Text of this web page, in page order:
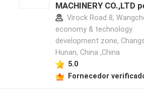
MACHINERY CO.,LTD
fabricante
Virock Road 8,
economy & technology
development zone,
Hunan, China ,China
5.0
Fornecedor